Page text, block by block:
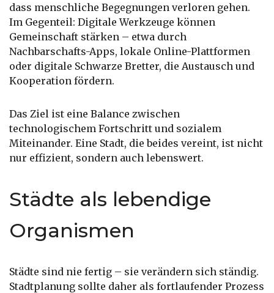
dass menschliche Begegnungen verloren gehen.
Im Gegenteil: Digitale Werkzeuge können
Gemeinschaft stärken – etwa durch
Nachbarschafts-Apps, lokale Online-Plattformen
oder digitale Schwarze Bretter, die Austausch und
Kooperation fördern.
Das Ziel ist eine Balance zwischen
technologischem Fortschritt und sozialem
Miteinander. Eine Stadt, die beides vereint, ist nicht
nur effizient, sondern auch lebenswert.
Städte als lebendige
Organismen
Städte sind nie fertig – sie verändern sich ständig.
Stadtplanung sollte daher als fortlaufender Prozess